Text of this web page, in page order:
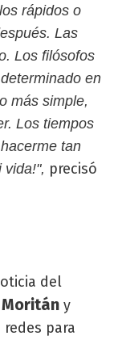
rápidos o
Las
Los filósofos
en
más simple,
Los tiempos
tan
vida!", precisó
del
Moritán y
para